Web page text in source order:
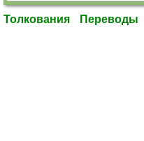
Толкования Переводы